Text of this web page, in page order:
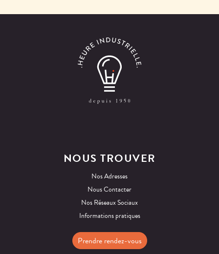
NOUS TROUVER
Nos Adresses
Nous Contacter
Nos Réseaux Sociaux
Informations pratiques
Prendre rendez-vous